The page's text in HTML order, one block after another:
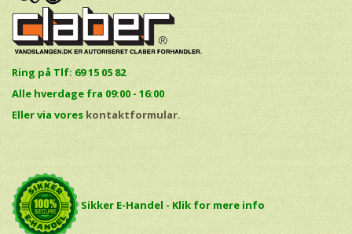
Ring på Tlf: 69 15 05 82
Alle hverdage fra 09:00 - 16:00
Eller via vores kontaktformular.
Sikker E-Handel - Klik for mere info